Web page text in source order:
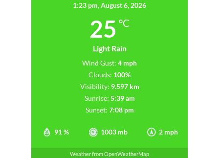
1:23 pm,August 6, 2026
25 °C
Light Rain
91 % 1003 mb 2 mph
Wind Gust: 4 mph
Clouds: 100%
Visibility: 9.597 km
Sunrise: 5:39 am
Sunset: 7:08 pm
Weather from OpenWeatherMap